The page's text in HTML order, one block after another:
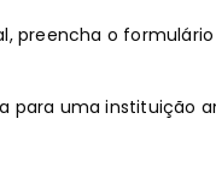
preencha o
para uma instituição